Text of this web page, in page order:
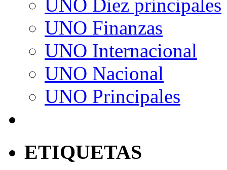
UNO Diez principales
UNO Finanzas
UNO Internacional
UNO Nacional
UNO Principales
ETIQUETAS